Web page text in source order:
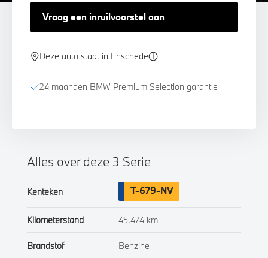
Vraag een inruilvoorstel aan
Deze auto staat in Enschede
24 maanden BMW Premium Selection garantie
Alles over deze 3 Serie
Kenteken T-679-NV
Kilometerstand 45.474 km
Brandstof Benzine